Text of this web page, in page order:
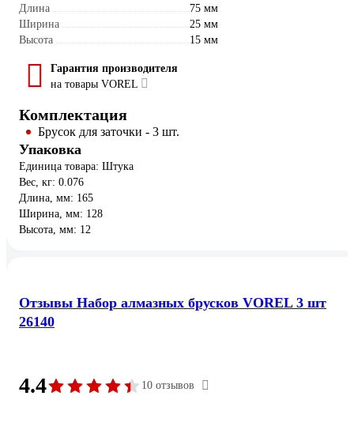
Длина
75 мм
Ширина
25 мм
Высота
15 мм
Гарантия производителя
на товары VOREL
Комплектация
Брусок для заточки - 3 шт.
Упаковка
Единица товара: Штука
Вес, кг: 0.076
Длина, мм: 165
Ширина, мм: 128
Высота, мм: 12
Отзывы Набор алмазных брусков VOREL 3 шт
26140
4.4 10 отзывов